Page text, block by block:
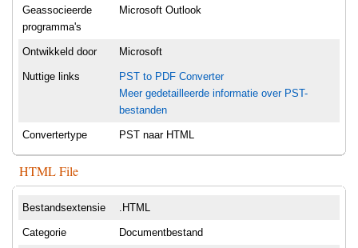
Geassocieerde
programma's
Microsoft Outlook
Ontwikkeld door Microsoft
Nuttige links
PST to PDF Converter
Meer gedetailleerde informatie over PST-
bestanden
Convertertype PST naar HTML
HTML File
Bestandsextensie .HTML
Categorie Documentbestand